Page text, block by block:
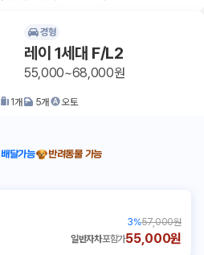
경형
레이 1세대 F/L2
55,000~68,000원
1개 5개 오토
배달가능
반려동물 가능
3%57,000원
일반자차포함가55,000원